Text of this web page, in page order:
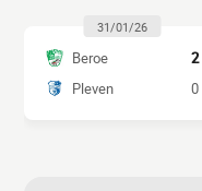
31/01/26
Beroe
2
Pleven
0